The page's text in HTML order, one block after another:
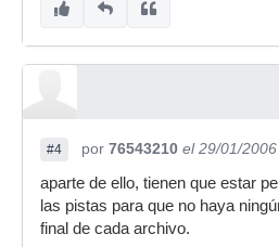
#4 por 76543210 el 29/01/2006
aparte de ello, tienen que estar
las pistas para que no haya
final de cada archivo.